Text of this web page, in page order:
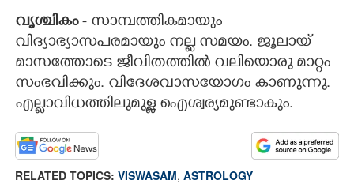
വൃശ്ചികം- സാമ്പത്തികമായും
വിദ്യാഭ്യാസപരമായും നല്ല സമയം. ജൂലായ്
മാസത്തോടെ ജീവിതത്തിൽ വലിയൊരു മാറ്റം
സംഭവിക്കും. വിദേശവാസയോഗം കാണുന്നു.
എല്ലാവിധത്തിലുമുള്ള ഐശ്വര്യമുണ്ടാകും.
RELATED TOPICS: VISWASAM, ASTROLOGY